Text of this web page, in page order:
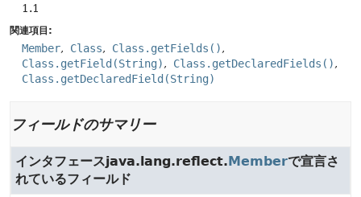
1.1
関連項目:
Member Class
Class.getFields()
Class.getField(String)
Class.getDeclaredFields()
Class.getDeclaredField(String)
フィールドのサマリー
インタフェースjava.lang.reflect.Memberで宣言さ
れているフィールド